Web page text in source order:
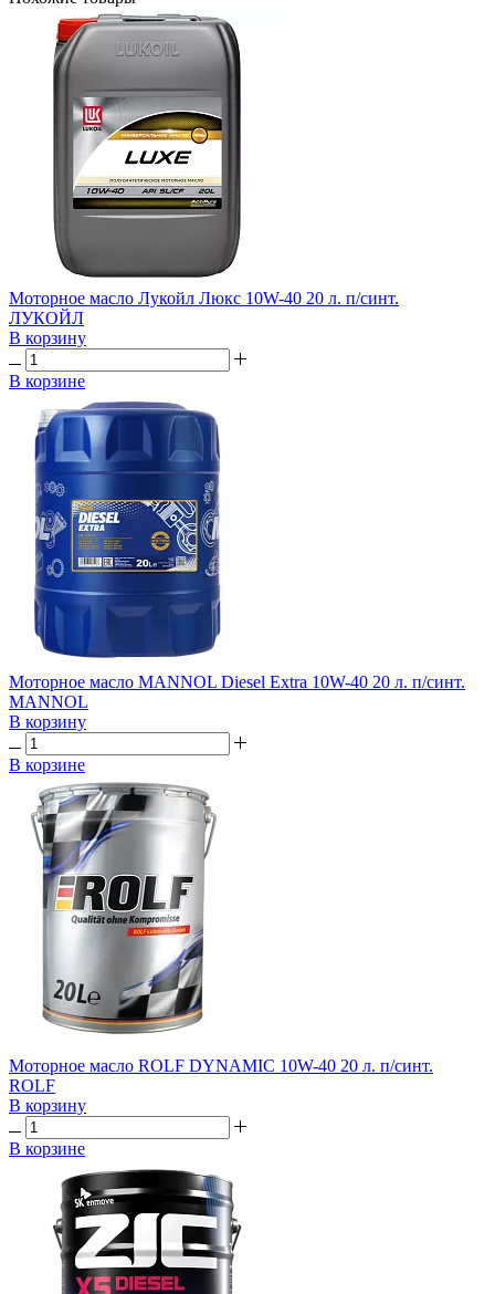
Моторное масло Лукойл Люкс 10W-40 20 л. п/синт.
ЛУКОЙЛ
В корзину
В корзине
Моторное масло MANNOL Diesel Extra 10W-40 20 л. п/синт.
MANNOL
В корзину
В корзине
Моторное масло ROLF DYNAMIC 10W-40 20 л. п/синт.
ROLF
В корзину
В корзине